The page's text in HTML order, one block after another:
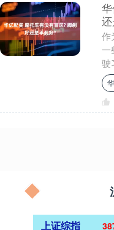
作
一
驶
友
的
上证综指